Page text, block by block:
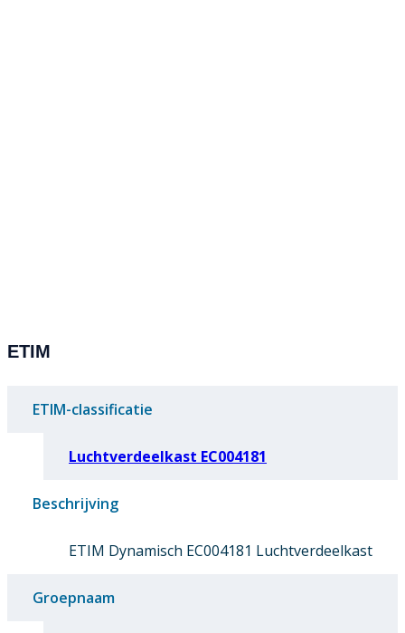
ETIM
ETIM-classificatie
Luchtverdeelkast EC004181
Beschrijving
ETIM Dynamisch EC004181 Luchtverdeelkast
Groepnaam